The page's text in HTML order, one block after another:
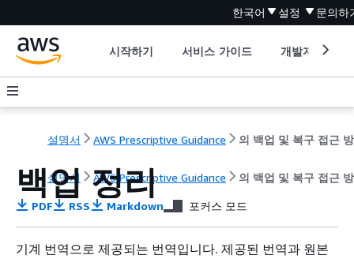
한국어 설정 문의하
시작하기 서비스 가이드 개발자 도구
설명서 AWS Prescriptive Guidance
설명서 AWS Prescriptive Guidance 의 백업 및 복구 접근
백업 정리
PDF RSS Markdown 포커스 모드
기계 번역으로 제공되는 번역입니다. 제공된 번역과 원본